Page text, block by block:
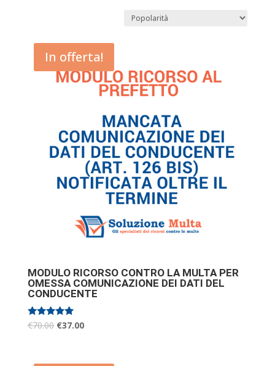
In offerta!
MODULO RICORSO CONTRO LA MULTA PER
OMESSA COMUNICAZIONE DEI DATI DEL
CONDUCENTE
Valutato
€70.00 €37.00